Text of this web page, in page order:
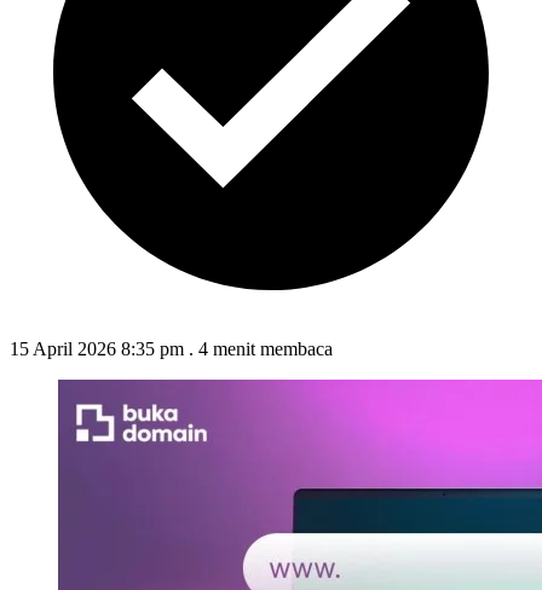
15 April 2026 8:35 pm . 4 menit membaca